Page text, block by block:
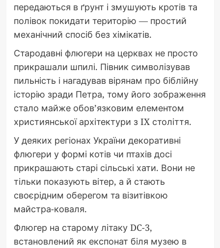
передаються в ґрунт і змушують кротів та
полівок покидати територію — простий
механічний спосіб без хімікатів.
Стародавні флюгери на церквах не просто
прикрашали шпилі. Півник символізував
пильність і нагадував вірянам про біблійну
історію зради Петра, тому його зображення
стало майже обов’язковим елементом
християнської архітектури з IX століття.
У деяких регіонах України декоративні
флюгери у формі котів чи птахів досі
прикрашають старі сільські хати. Вони не
тільки показують вітер, а й стають
своєрідним оберегом та візитівкою
майстра-коваля.
Флюгер на старому літаку DC-3,
встановлений як експонат біля музею в